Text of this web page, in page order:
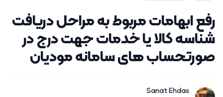
رفع ابهامات مربوط به مراحل دریافت
شناسه کالا یا خدمات جهت درج در
صورتحساب های سامانه مودیان
Sanat Ehdas